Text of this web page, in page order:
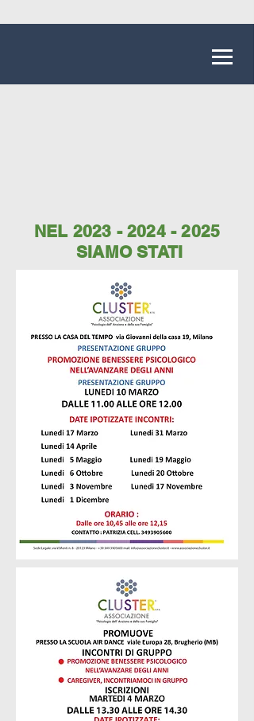
NEL 2023 - 2024 - 2025
SIAMO STATI